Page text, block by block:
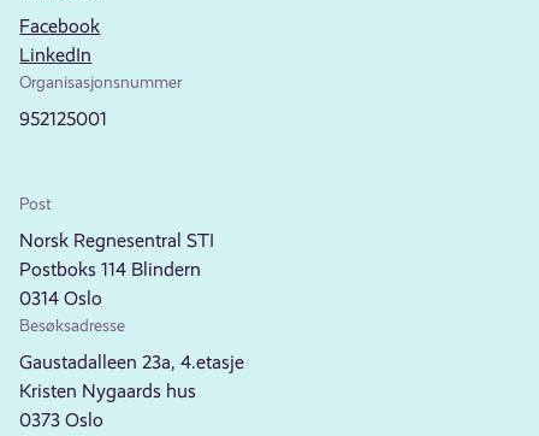
Facebook
LinkedIn
Organisasjonsnummer
952125001
Post
Norsk Regnesentral STI
Postboks 114 Blindern
0314 Oslo
Besøksadresse
Gaustadalleen 23a, 4.etasje
Kristen Nygaards hus
0373 Oslo